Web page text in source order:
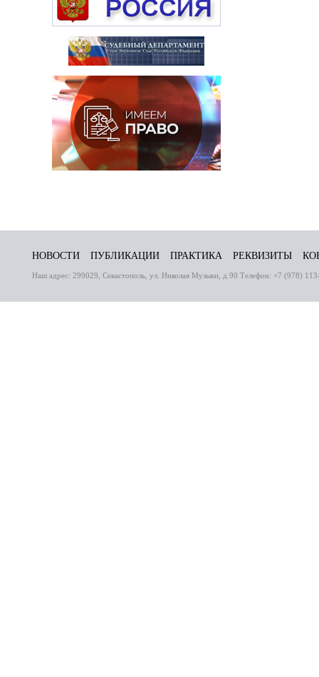
НОВОСТИ ПУБЛИКАЦИИ ПРАКТИКА РЕКВИЗИТЫ
Наш адрес: 299029, Севастополь, ул. Николая Музыки, д.90 Телефон: +7 (978)